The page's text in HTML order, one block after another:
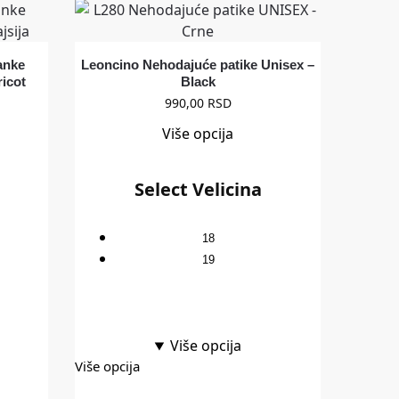
Leoncino Nehodajuće patike Unisex –
Black
990,00 RSD
Više opcija
Select Velicina
18
19
Više opcija
Više opcija